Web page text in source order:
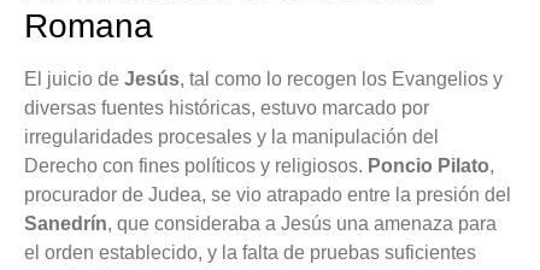
Romana
El juicio deJesús, tal como lo recogen los Evangelios y
diversas fuentes históricas, estuvo marcado por
irregularidades procesales y la manipulación del
Derecho con fines políticos y religiosos. Poncio Pilato,
procurador de Judea, se vio atrapado entre la presión del
Sanedrín, que consideraba a Jesús una amenaza para
el orden establecido, y la falta de pruebas suficientes